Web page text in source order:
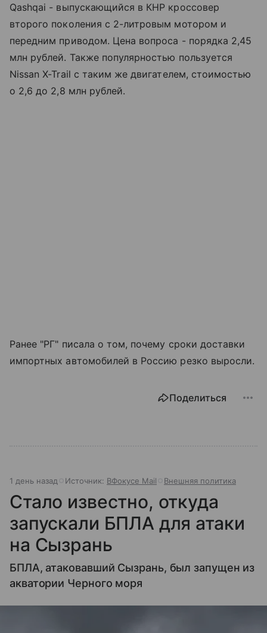
Qashqai - выпускающийся в КНР кроссовер
второго поколения с 2-литровым мотором и
передним приводом. Цена вопроса - порядка 2,45
млн рублей. Также популярностью пользуется
Nissan X-Trail с таким же двигателем, стоимостью
о 2,6 до 2,8 млн рублей.
Ранее "РГ" писала о том, почему сроки доставки
импортных автомобилей в Россию резко выросли.
Поделиться
1 день назад Источник: ВФокусе Mail Внешняя политика
Стало известно, откуда
запускали БПЛА для атаки
на Сызрань
БПЛА, атаковавший Сызрань, был запущен из
акватории Черного моря